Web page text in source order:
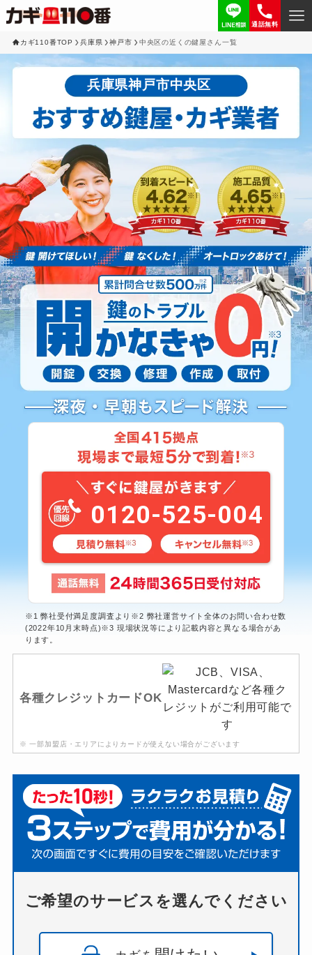
通話無料
カギ110番TOP 兵庫県 神戸市 中央区の近くの鍵屋さん一覧
兵庫県神戸市中央区
0120-525-004
※1 弊社受付満足度調査より※2 弊社運営サイト全体のお問い合わせ数
(2022年10月末時点)※3 現場状況等により記載内容と異なる場合があ
ります。
各種クレジットカードOK
※ 一部加盟店・エリアによりカードが使えない場合がございます
ご希望のサービスを選んでください